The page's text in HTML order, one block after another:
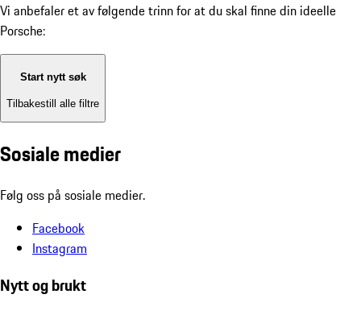
Vi anbefaler et av følgende trinn for at du skal finne din ideelle
Porsche:
Start nytt søk
Tilbakestill alle filtre
Sosiale medier
Følg oss på sosiale medier.
Facebook
Instagram
Nytt og brukt